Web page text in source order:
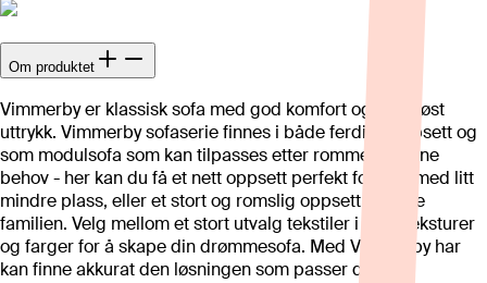
Om produktet
Vimmerby er klassisk sofa med god komfort og et tidløst
uttrykk. Vimmerby sofaserie finnes i både ferdige oppsett og
som modulsofa som kan tilpasses etter rommet og dine
behov - her kan du få et nett oppsett perfekt for deg med litt
mindre plass, eller et stort og romslig oppsett for hele
familien. Velg mellom et stort utvalg tekstiler i ulike teksturer
og farger for å skape din drømmesofa. Med Vimmerby har
kan finne akkurat den løsningen som passer deg.